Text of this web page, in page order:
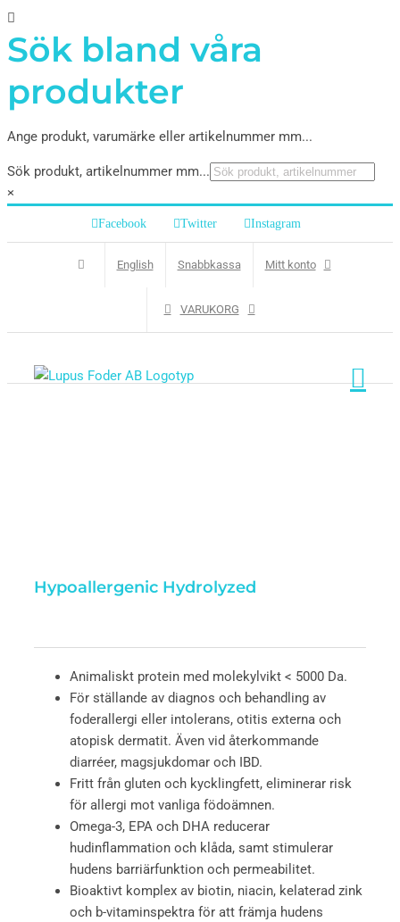
Sök bland våra
produkter
Ange produkt, varumärke eller artikelnummer mm...
Sök produkt, artikelnummer mm...
×
Facebook Twitter Instagram
English Snabbkassa Mitt konto
VARUKORG
Hypoallergenic Hydrolyzed
Animaliskt protein med molekylvikt < 5000 Da.
För ställande av diagnos och behandling av
foderallergi eller intolerans, otitis externa och
atopisk dermatit. Även vid återkommande
diarréer, magsjukdomar och IBD.
Fritt från gluten och kycklingfett, eliminerar risk
för allergi mot vanliga födoämnen.
Omega-3, EPA och DHA reducerar
hudinflammation och klåda, samt stimulerar
hudens barriärfunktion och permeabilitet.
Bioaktivt komplex av biotin, niacin, kelaterad zink
och b-vitaminspektra för att främja hudens